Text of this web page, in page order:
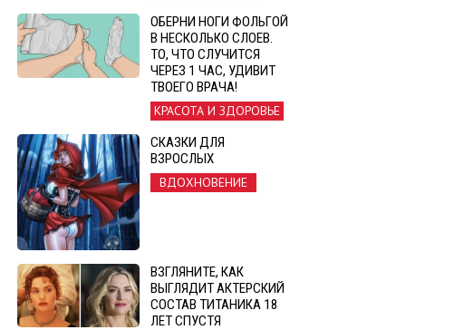
ОБЕРНИ НОГИ ФОЛЬГОЙ
В НЕСКОЛЬКО СЛОЕВ.
ТО, ЧТО СЛУЧИТСЯ
ЧЕРЕЗ 1 ЧАС, УДИВИТ
ТВОЕГО ВРАЧА!
КРАСОТА И ЗДОРОВЬЕ
СКАЗКИ ДЛЯ
ВЗРОСЛЫХ
ВДОХНОВЕНИЕ
ВЗГЛЯНИТЕ, КАК
ВЫГЛЯДИТ АКТЕРСКИЙ
СОСТАВ ТИТАНИКА 18
ЛЕТ СПУСТЯ